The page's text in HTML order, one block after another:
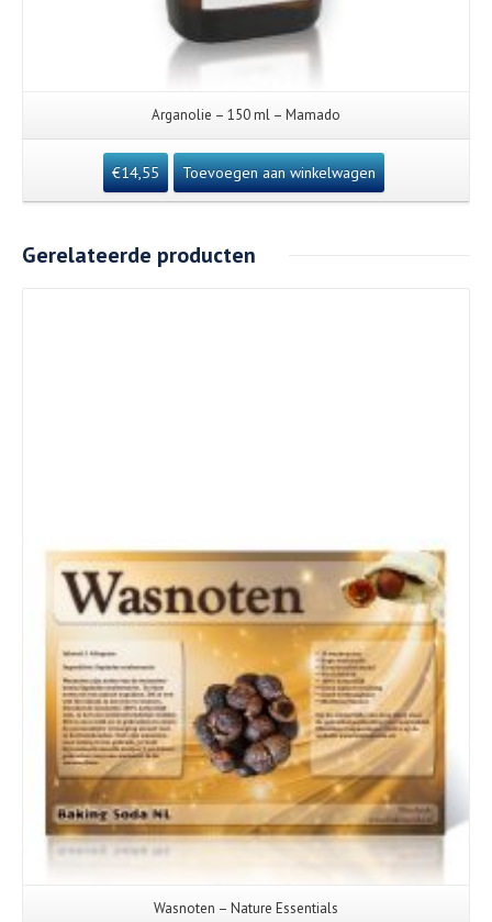
Arganolie – 150 ml – Mamado
€14,55 Toevoegen aan winkelwagen
Gerelateerde producten
Wasnoten – Nature Essentials